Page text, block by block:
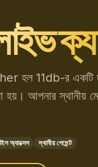
11db-র একটি দ্রুত,
হয়। আপনার স্থানীয়
অ্যাক্সেস স্থানীয় পেমেন্ট